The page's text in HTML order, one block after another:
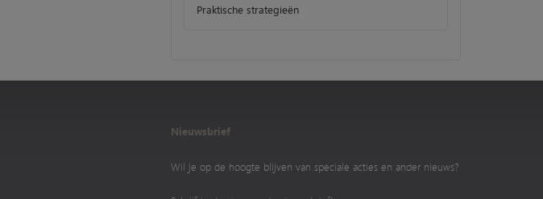
Praktische strategieën
Nieuwsbrief
Wil je op de hoogte blijven van speciale acties en ander nieuws?